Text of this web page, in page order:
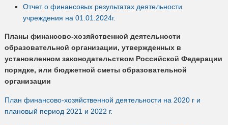
Отчет о финансовых результатах деятельности
учреждения на 01.01.2024г.
Планы финансово-хозяйственной деятельности
образовательной организации, утвержденных в
установленном законодательством Российской Федерации
порядке, или бюджетной сметы образовательной
организации
План финансово-хозяйственной деятельности на 2020 г и
плановый период 2021 и 2022 г.